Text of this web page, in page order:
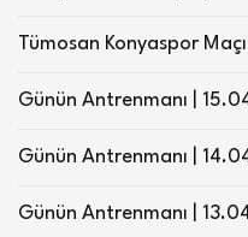
Tümosan Konyaspor Maçı
Günün Antrenmanı |
Günün Antrenmanı |
Günün Antrenmanı |